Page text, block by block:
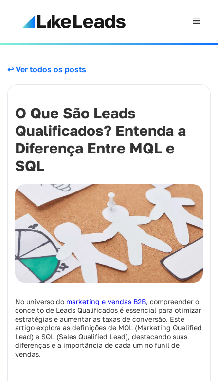
↩ Ver todos os posts
O Que São Leads
Qualificados? Entenda a
Diferença Entre MQL e
SQL
No universo do marketing e vendas B2B, compreender o
conceito de Leads Qualificados é essencial para otimizar
estratégias e aumentar as taxas de conversão. Este
artigo explora as definições de MQL (Marketing Qualified
Lead) e SQL (Sales Qualified Lead), destacando suas
diferenças e a importância de cada um no funil de
vendas.​